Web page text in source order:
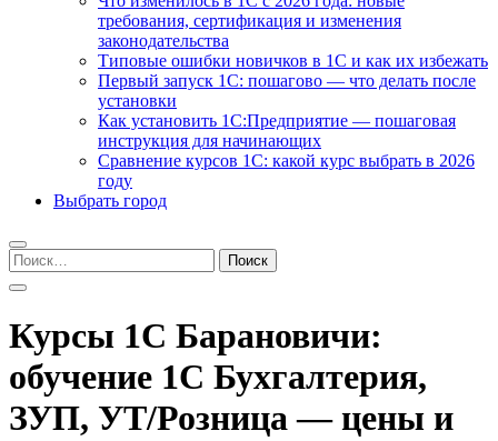
требования, сертификация и изменения
законодательства
Типовые ошибки новичков в 1С и как их избежать
Первый запуск 1С: пошагово — что делать после
установки
Как установить 1С:Предприятие — пошаговая
инструкция для начинающих
Сравнение курсов 1С: какой курс выбрать в 2026
году
Выбрать город
Найти:
Курсы 1С Барановичи:
обучение 1С Бухгалтерия,
ЗУП, УТ/Розница — цены и